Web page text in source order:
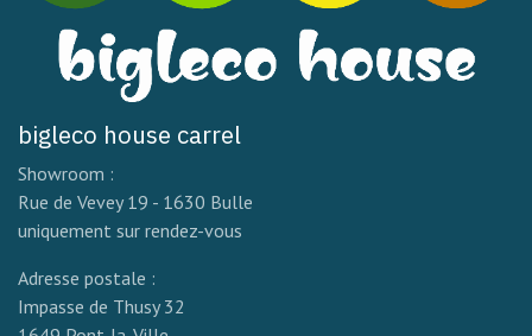
bigleco house carrel
Showroom :
Rue de Vevey 19 - 1630 Bulle
uniquement sur rendez-vous
Adresse postale :
Impasse de Thusy 32